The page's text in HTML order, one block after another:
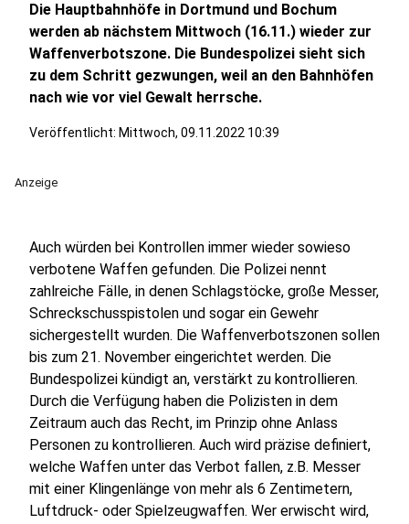
Die Hauptbahnhöfe in Dortmund und Bochum
werden ab nächstem Mittwoch (16.11.) wieder zur
Waffenverbotszone. Die Bundespolizei sieht sich
zu dem Schritt gezwungen, weil an den Bahnhöfen
nach wie vor viel Gewalt herrsche.
Veröffentlicht: Mittwoch, 09.11.2022 10:39
Anzeige
Auch würden bei Kontrollen immer wieder sowieso
verbotene Waffen gefunden. Die Polizei nennt
zahlreiche Fälle, in denen Schlagstöcke, große Messer,
Schreckschusspistolen und sogar ein Gewehr
sichergestellt wurden. Die Waffenverbotszonen sollen
bis zum 21. November eingerichtet werden. Die
Bundespolizei kündigt an, verstärkt zu kontrollieren.
Durch die Verfügung haben die Polizisten in dem
Zeitraum auch das Recht, im Prinzip ohne Anlass
Personen zu kontrollieren. Auch wird präzise definiert,
welche Waffen unter das Verbot fallen, z.B. Messer
mit einer Klingenlänge von mehr als 6 Zentimetern,
Luftdruck- oder Spielzeugwaffen. Wer erwischt wird,